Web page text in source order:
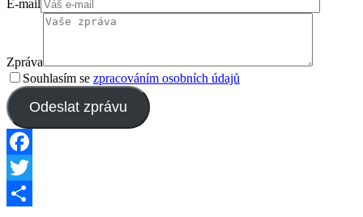
E-mail
Zpráva
Souhlasím se zpracováním osobních údajů
Odeslat zprávu
Facebook
Twitter